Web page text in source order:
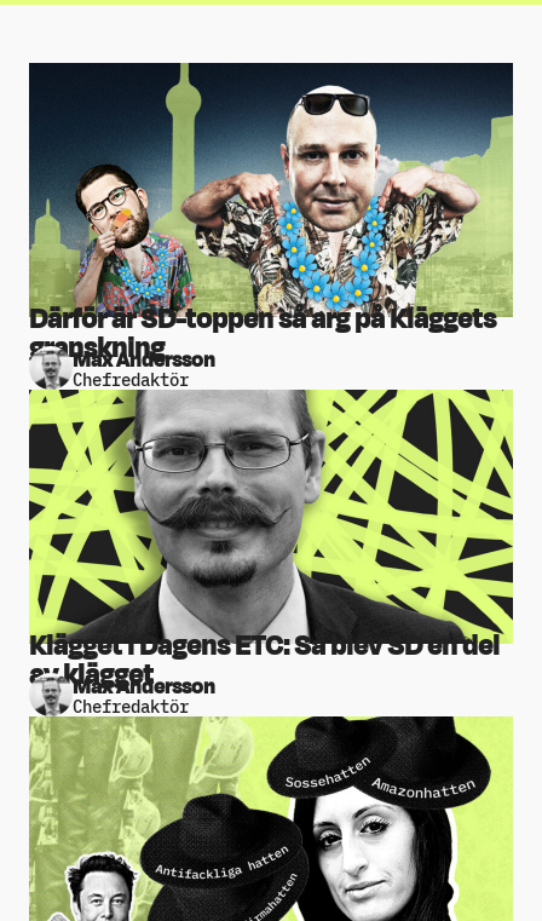
Därför är SD-toppen så arg på Kläggets
granskning
Max Andersson
Chefredaktör
Klägget i Dagens ETC: Så blev SD en del
av klägget
Max Andersson
Chefredaktör